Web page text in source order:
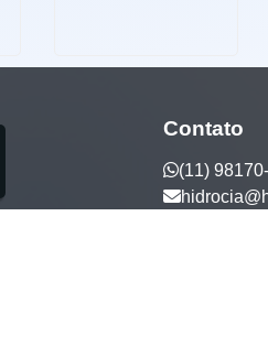
Contato
(11)